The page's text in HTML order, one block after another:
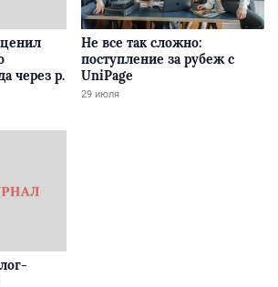
через р.
Не все так сложно:
поступление за рубеж с
UniPage
29 июля